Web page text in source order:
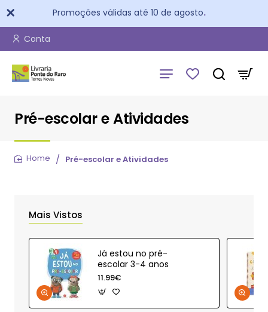
Promoções válidas até 10 de agosto.
Conta
Pré-escolar e Atividades
Pré-escolar e Atividades
Mais Vistos
Já estou no pré-
escolar 3-4 anos
11.99€